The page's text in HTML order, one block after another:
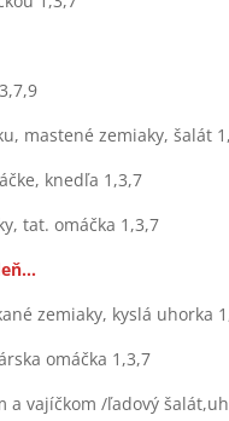
mastené zemiaky, šalát
knedľa 1,3,7
tat. omáčka 1,3,7
zemiaky, kyslá uhorka
omáčka 1,3,7
a vajíčkom /ľadový